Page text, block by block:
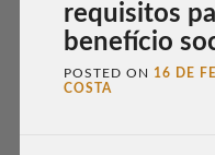
requisitos
benefício
POSTED ON 16 DE
COSTA